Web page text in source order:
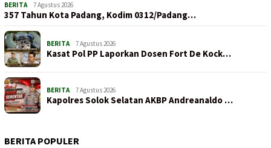
BERITA 7 Agustus 2026
357 Tahun Kota Padang, Kodim 0312/Padang…
BERITA 7 Agustus 2026
Kasat Pol PP Laporkan Dosen Fort De Kock…
BERITA 7 Agustus 2026
Kapolres Solok Selatan AKBP Andreanaldo …
BERITA POPULER